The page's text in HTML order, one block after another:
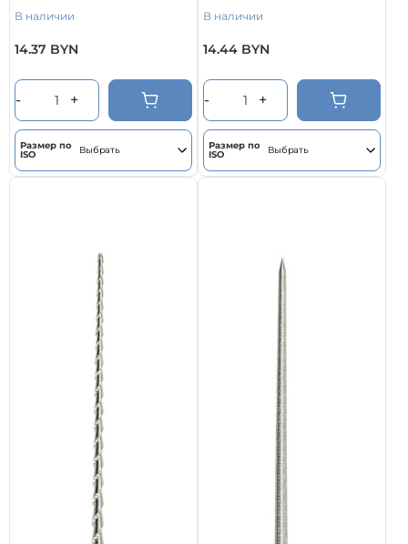
каналов. Изготовлены из
нержавеющей стали и
обработки.
В наличии
Этот
имеет
несколько
вариаций.
Опции
можно
выбрать
14.37 BYN
Размер по
ISO
- +
высокой режущей
удаляют дентинные опилки, 6
В наличии
Этот
имеет
несколько
вариаций.
Опции
можно
выбрать
14.44 BYN
Размер по
ISO
- +